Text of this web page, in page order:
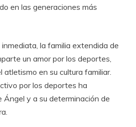
en las generaciones más
la familia extendida de
un amor por los deportes,
atletismo en su cultura familiar.
por los deportes ha
Ángel y a su determinación de